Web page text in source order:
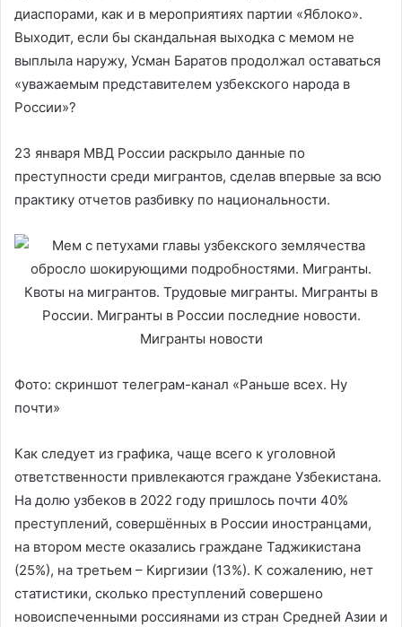
диаспорами, как и в мероприятиях партии «Яблоко».
Выходит, если бы скандальная выходка с мемом не
выплыла наружу, Усман Баратов продолжал оставаться
«уважаемым представителем узбекского народа в
России»?
23 января МВД России раскрыло данные по
преступности среди мигрантов, сделав впервые за всю
практику отчетов разбивку по национальности.
Фото: скриншот телеграм-канал «Раньше всех. Ну
почти»
Как следует из графика, чаще всего к уголовной
ответственности привлекаются граждане Узбекистана.
На долю узбеков в 2022 году пришлось почти 40%
преступлений, совершённых в России иностранцами,
на втором месте оказались граждане Таджикистана
(25%), на третьем – Киргизии (13%). К сожалению, нет
статистики, сколько преступлений совершено
новоиспеченными россиянами из стран Средней Азии и